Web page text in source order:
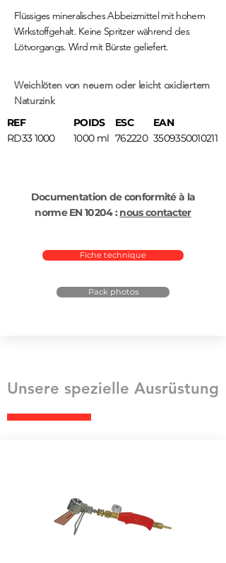
Flüssiges mineralisches Abbeizmittel mit hohem
Wirkstoffgehalt. Keine Spritzer während des
Lötvorgangs. Wird mit Bürste geliefert.
Weichlöten von neuem oder leicht oxidiertem
Naturzink
REF
RD33 1000
POIDS
1000 ml
ESC
762220
EAN
3509350010211
Documentation de conformité à la
norme EN 10204 : nous contacter
Fiche technique
Pack photos
Unsere spezielle Ausrüstung